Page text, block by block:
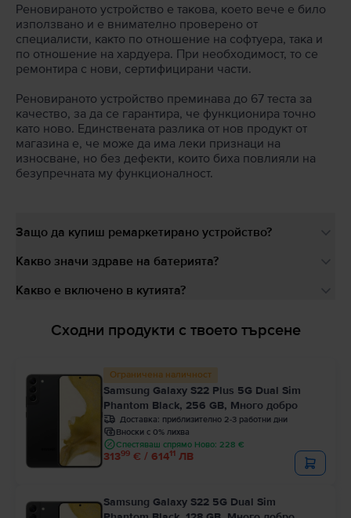
Реновираното устройство е такова, което вече е било
използвано и е внимателно проверено от
специалисти, както по отношение на софтуера, така и
по отношение на хардуера. При необходимост, то се
ремонтира с нови, сертифицирани части.
Реновираното устройство преминава до 67 теста за
качество, за да се гарантира, че функционира точно
като ново. Единствената разлика от нов продукт от
магазина е, че може да има леки признаци на
износване, но без дефекти, които биха повлияли на
безупречната му функционалност.
Защо да купиш ремаркетирано устройство?
Какво значи здраве на батерията?
Какво е включено в кутията?
Сходни продукти с твоето търсене
Ограничена наличност
Samsung Galaxy S22 Plus 5G Dual Sim
Phantom Black, 256 GB, Много добро
Доставка: приблизително 2-3 работни дни
Вноски с 0% лихва
Спестяваш спрямо Ново: 228 €
31399 € / 61411 ЛВ
Samsung Galaxy S22 5G Dual Sim